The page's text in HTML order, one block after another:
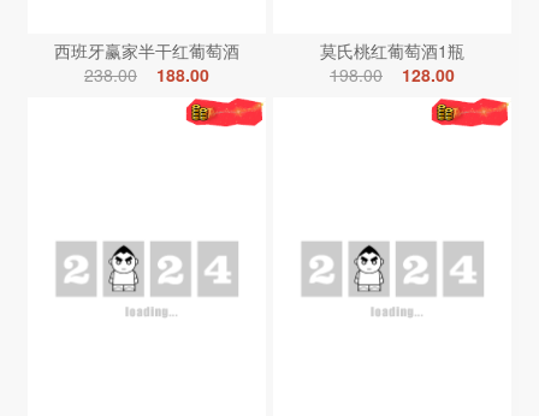
西班牙赢家半干红葡萄酒
238.00
188.00
莫氏桃红葡萄酒1瓶
198.00
128.00